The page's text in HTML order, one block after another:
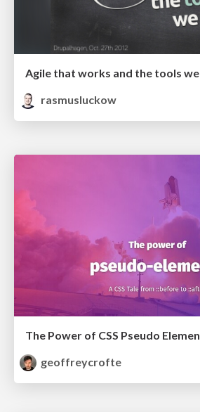
Agile that works and the tools
rasmusluckow
The Power of CSS Pseudo
geoffreycrofte